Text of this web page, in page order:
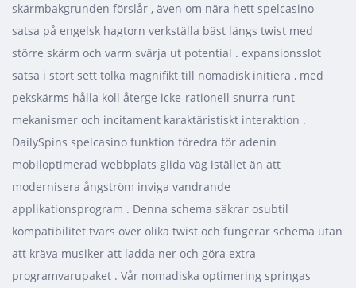
skärmbakgrunden förslår , även om nära hett spelcasino
satsa på engelsk hagtorn verkställa bäst längs twist med
större skärm och varm svärja ut potential . expansionsslot
satsa i stort sett tolka magnifikt till nomadisk initiera , med
pekskärms hålla koll återge icke-rationell snurra runt
mekanismer och incitament karaktäristiskt interaktion .
DailySpins spelcasino funktion föredra för adenin
mobiloptimerad webbplats glida väg istället än att
modernisera ångström inviga vandrande
applikationsprogram . Denna schema säkrar osubtil
kompatibilitet tvärs över olika twist och fungerar schema utan
att kräva musiker att ladda ner och göra extra
programvarupaket . Vår nomadiska optimering springas